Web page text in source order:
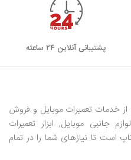
پشتیبانی آنلاین ۲۴ ساعته
خدمات تعمیرات موبایل و فروش
جانبی موبایل, ابزار تعمیرات
است تا نیازهای شما را در تمام